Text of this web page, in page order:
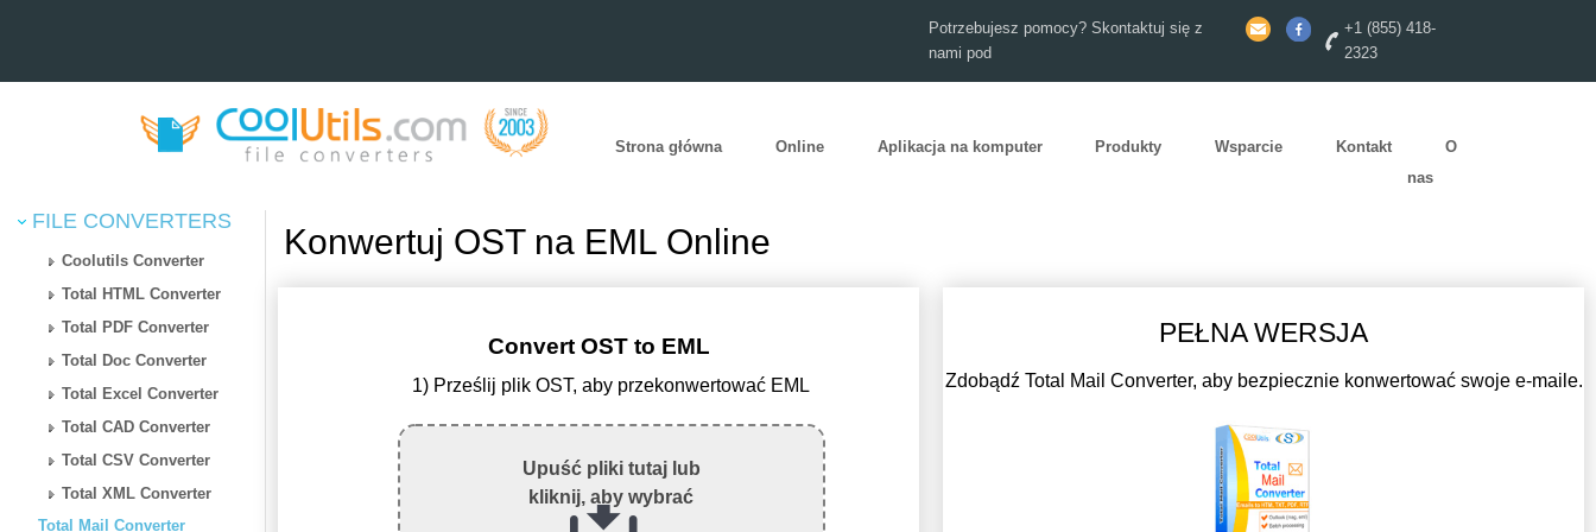
Potrzebujesz pomocy? Skontaktuj się z
nami pod
+1 (855) 418-
2323
Strona główna Online Aplikacja na komputer Produkty Wsparcie Kontakt
O
nas
FILE CONVERTERS
Coolutils Converter
Total HTML Converter
Total PDF Converter
Total Doc Converter
Total Excel Converter
Total CAD Converter
Total CSV Converter
Total XML Converter
Total Mail Converter
Konwertuj OST na EML Online
Convert OST to EML
1) Prześlij plik OST, aby przekonwertować EML
Upuść pliki tutaj lub
kliknij, aby wybrać
PEŁNA WERSJA
Zdobądź Total Mail Converter, aby bezpiecznie konwertować swoje e-maile.